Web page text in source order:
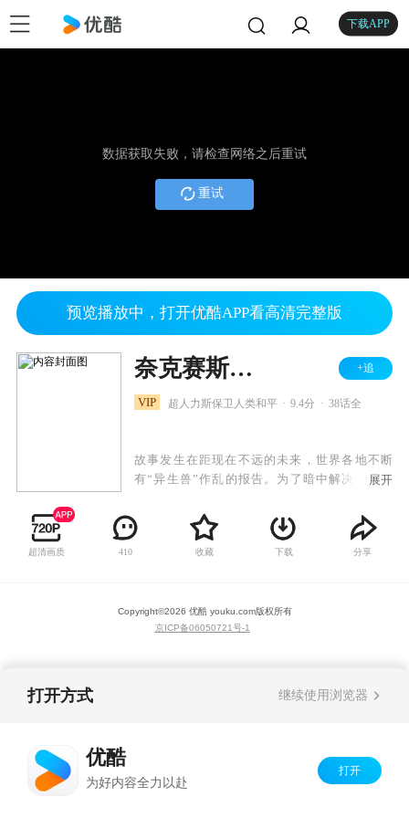
下载APP
数据获取失败，请检查网络之后重试
重试
预览播放中，打开优酷APP看高清完整版
奈克赛斯奥特曼 +追
VIP 超人力斯保卫人类和平 9.4分 38话全
故事发生在距现在不远的未来，世界各地不断
有“异生兽”作乱的报告。为了暗中解决这个问
支部被称为TLT-J。而TLT-J的下属组织就是夜袭队
NR（Night Raider）。他们的任务就是秘密的消灭
异生兽。新的异生兽突然出现在拥有骄人战绩的
者姫矢准也出现了。奈克瑟斯利用相位的褶曲，
制造出属于自己的战斗空间“美塔领域”。他在巨
展开
超清画质 410 收藏 下载 分享
Copyright©2026 优酷 youku.com版权所有
京ICP备06050721号-1
打开方式 继续使用浏览器
优酷
为好内容全力以赴
打开